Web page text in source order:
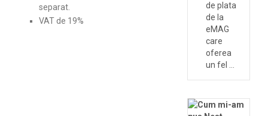
separat.
VAT de 19%
de plata
de la
eMAG
care
oferea
un fel …